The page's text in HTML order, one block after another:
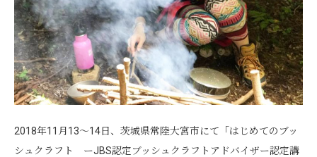
2018年11月13～14日、茨城県常陸大宮市にて「はじめてのブッ
シュクラフト ーJBS認定ブッシュクラフトアドバイザー認定講